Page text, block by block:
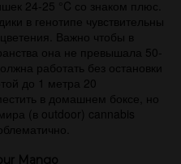
24-25 °C со знаком плюс.
в генотипе чувствительны
Важно чтобы в
она не превышала 50-
работать без остановки
до 1 метра 20
в домашнем боксе, но
(в outdoor) cannabis
Mango